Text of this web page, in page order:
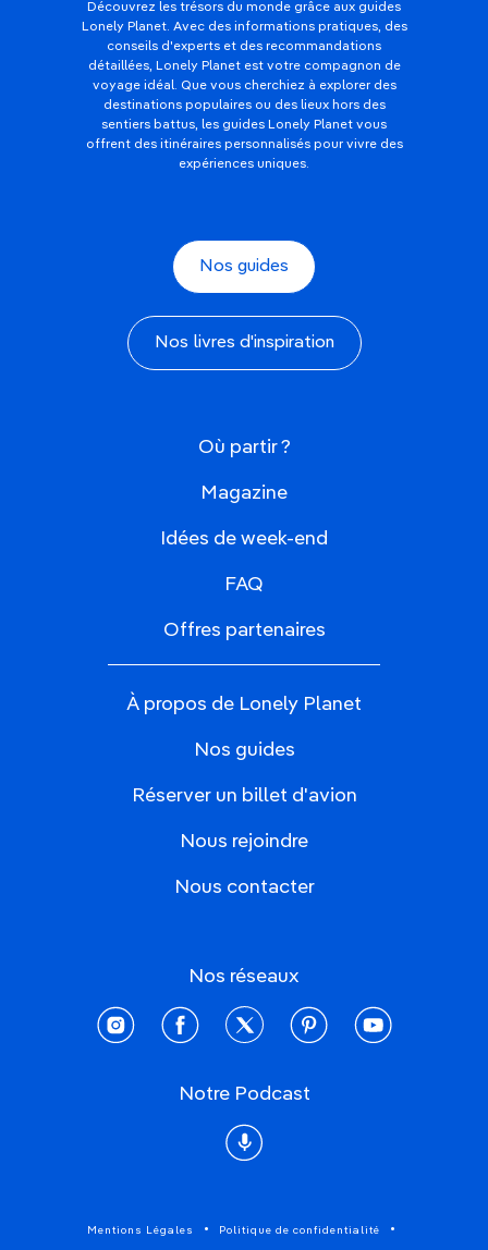
Découvrez les trésors du monde grâce aux guides
Lonely Planet. Avec des informations pratiques, des
conseils d'experts et des recommandations
détaillées, Lonely Planet est votre compagnon de
voyage idéal. Que vous cherchiez à explorer des
destinations populaires ou des lieux hors des
sentiers battus, les guides Lonely Planet vous
offrent des itinéraires personnalisés pour vivre des
expériences uniques.
Nos guides
Nos livres d'inspiration
Où partir ?
Magazine
Idées de week-end
FAQ
Offres partenaires
À propos de Lonely Planet
Nos guides
Réserver un billet d'avion
Nous rejoindre
Nous contacter
Nos réseaux
instagramfacebooktwitter pinterestyoutube
Notre Podcast
Podcast
Mentions Légales Politique de confidentialité